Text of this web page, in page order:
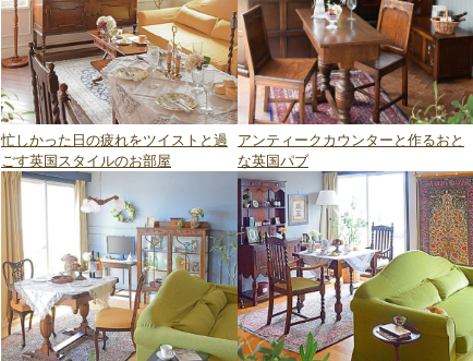
忙しかった日の疲れをツイストと過
ごす英国スタイルのお部屋
アンティークカウンターと作るおと
な英国パブ